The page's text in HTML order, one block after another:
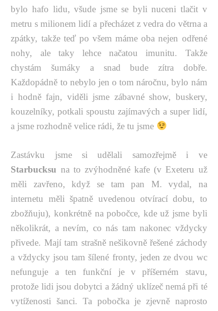
bylo hafo lidu, všude jsme se byli nuceni tlačit v
metru s milionem lidí a přecházet z vedra do větrna a
zpátky, takže teď po všem máme oba nejen odřené
nohy, ale taky lehce načatou imunitu. Takže
chystám šumáky a snad bude zítra dobře.
Každopádně to nebylo jen o tom náročnu, bylo nám
i hodně fajn, viděli jsme zábavné show, buskery,
kouzelníky, potkali spoustu zajímavých a super lidí,
a jsme rozhodně velice rádi, že tu jsme
Zastávku jsme si udělali samozřejmě i ve
Starbucksu na to zvýhodněné kafe (v Exeteru už
měli zavřeno, když se tam pan M. vydal, na
internetu měli špatně uvedenou otvírací dobu, to
zbožňuju), konkrétně na pobočce, kde už jsme byli
několikrát, a nevím, co nás tam nakonec vždycky
přivede. Mají tam strašně nešikovně řešené záchody
a vždycky jsou tam šílené fronty, jeden ze dvou wc
nefunguje a ten funkční je v příšerném stavu,
protože lidi jsou dobytci a žádný uklízeč nemá při té
vytíženosti šanci. Ta pobočka je zjevně naprosto